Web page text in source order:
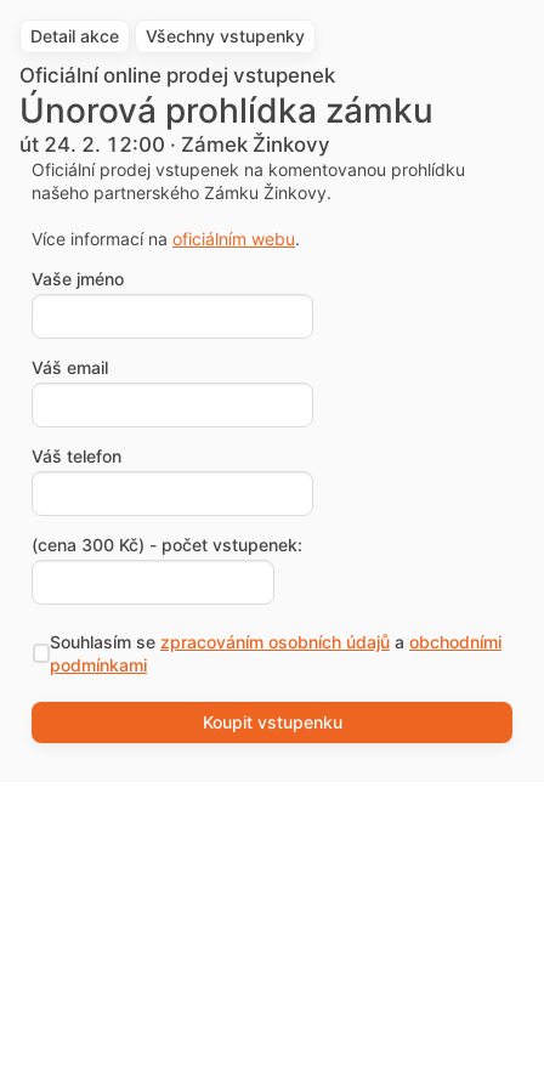
Detail akce Všechny vstupenky
Oficiální online prodej vstupenek
Únorová prohlídka zámku
út 24. 2. 12:00 · Zámek Žinkovy
Oficiální prodej vstupenek na komentovanou prohlídku
našeho partnerského Zámku Žinkovy.
Více informací na oficiálním webu.
Vaše jméno
Váš email
Váš telefon
(cena 300 Kč) - počet vstupenek:
Souhlasím se zpracováním osobních údajůa obchodními
podmínkami
Koupit vstupenku